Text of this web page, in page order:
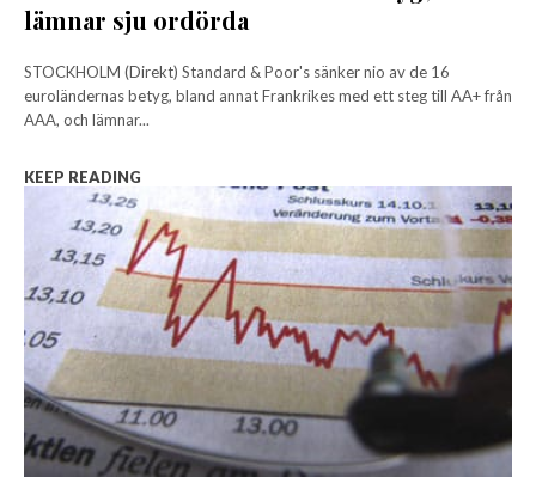
lämnar sju ordörda
STOCKHOLM (Direkt) Standard & Poor's sänker nio av de 16
euroländernas betyg, bland annat Frankrikes med ett steg till AA+ från
AAA, och lämnar...
KEEP READING